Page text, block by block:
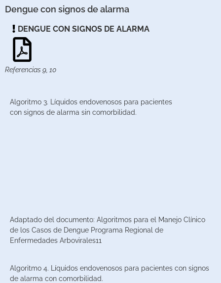
Dengue con signos de alarma
DENGUE CON SIGNOS DE ALARMA
Referencias 9, 10
Algoritmo 3. Líquidos endovenosos para pacientes
con signos de alarma sin comorbilidad.
Adaptado del documento: Algoritmos para el Manejo Clínico
de los Casos de Dengue Programa Regional de
Enfermedades Arbovirales11
Algoritmo 4. Líquidos endovenosos para pacientes con signos
de alarma con comorbilidad.